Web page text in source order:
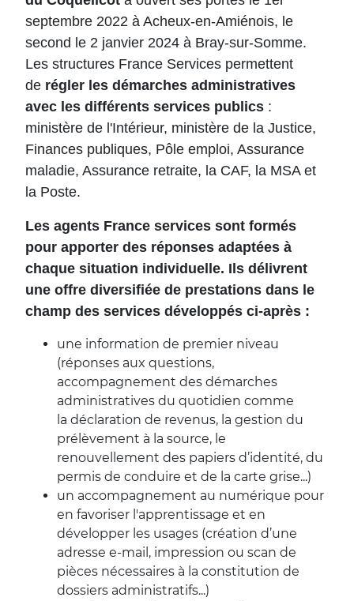
septembre 2022 à Acheux-en-Amiénois, le
second le 2 janvier 2024 à Bray-sur-Somme.
Les structures France Services permettent
de régler les démarches administratives
avec les différents services publics :
ministère de l'Intérieur, ministère de la Justice,
Finances publiques, Pôle emploi, Assurance
maladie, Assurance retraite, la CAF, la MSA et
la Poste.
Les agents France services sont formés
pour apporter des réponses adaptées à
chaque situation individuelle. Ils délivrent
une offre diversifiée de prestations dans le
champ des services développés ci-après :
une information de premier niveau
(réponses aux questions,
accompagnement des démarches
administratives du quotidien comme
la déclaration de revenus, la gestion du
prélèvement à la source, le
renouvellement des papiers d’identité, du
permis de conduire et de la carte grise...)
un accompagnement au numérique pour
en favoriser l'apprentissage et en
développer les usages (création d’une
adresse e-mail, impression ou scan de
pièces nécessaires à la constitution de
dossiers administratifs...)